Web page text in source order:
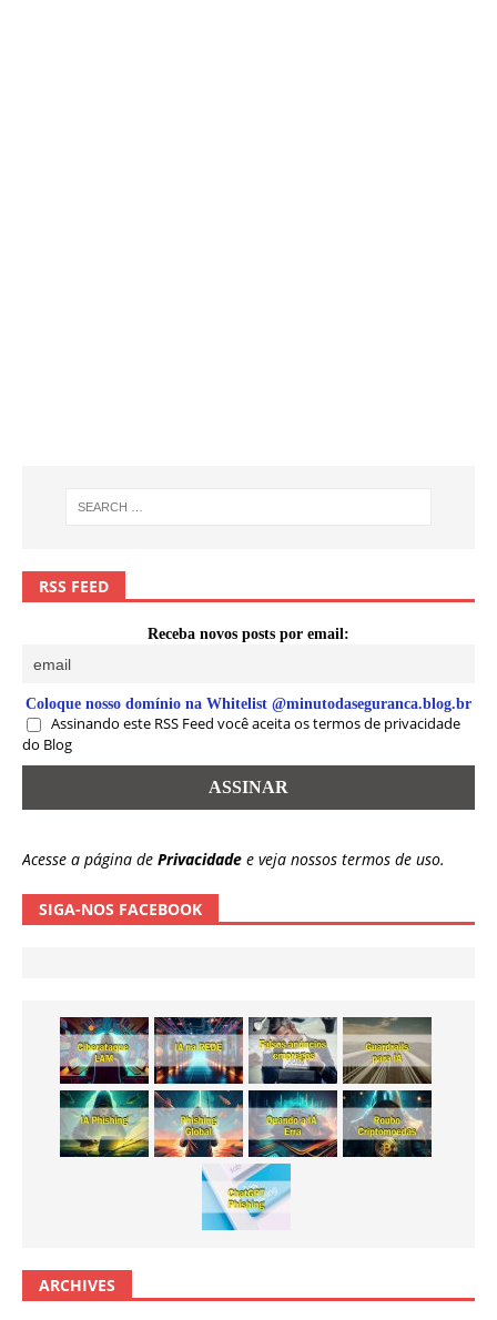
RSS FEED
Receba novos posts por email:
Coloque nosso domínio na Whitelist @minutodaseguranca.blog.br
Assinando este RSS Feed você aceita os termos de privacidade
do Blog
Acesse a página de Privacidade e veja nossos termos de uso.
SIGA-NOS FACEBOOK
ARCHIVES